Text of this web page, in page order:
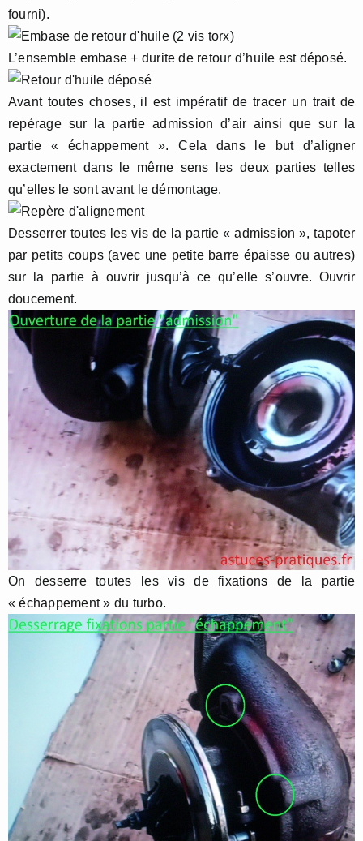
fourni).
L’ensemble embase + durite de retour d’huile est déposé.
Avant toutes choses, il est impératif de tracer un trait de
repérage sur la partie admission d’air ainsi que sur la
partie « échappement ». Cela dans le but d’aligner
exactement dans le même sens les deux parties telles
qu’elles le sont avant le démontage.
Desserrer toutes les vis de la partie « admission », tapoter
par petits coups (avec une petite barre épaisse ou autres)
sur la partie à ouvrir jusqu’à ce qu’elle s’ouvre. Ouvrir
doucement.
On desserre toutes les vis de fixations de la partie
« échappement » du turbo.